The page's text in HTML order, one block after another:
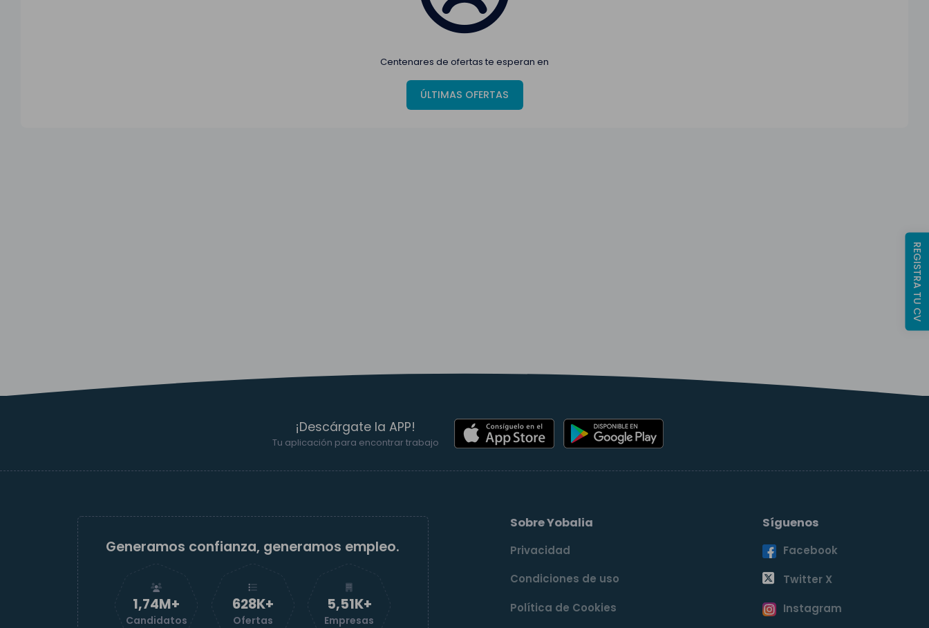
Centenares de ofertas te esperan en
ÚLTIMAS OFERTAS
¡Descárgate la APP!
Tu aplicación para encontrar trabajo
Generamos confianza, generamos empleo.
1,74M+
Candidatos
629K+
Ofertas
5,52K+
Empresas
Sobre Yobalia
Privacidad
Condiciones de uso
Política de Cookies
Síguenos
Facebook
Twitter X
Instagram
REGISTRA TU CV